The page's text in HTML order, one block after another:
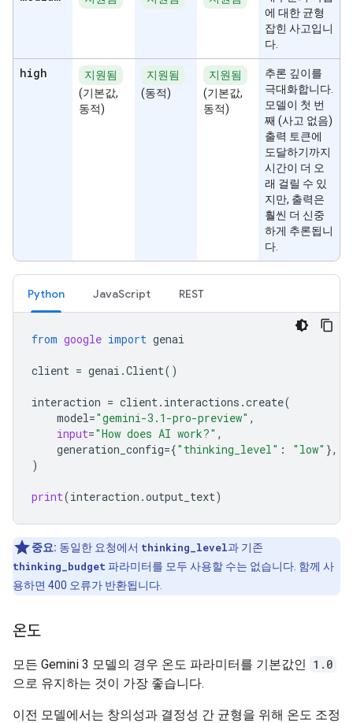
에 대한 균형
잡힌 사고입니
다.
high 지원됨
(기본값,
동적)
지원됨
(동적)
지원됨
(기본값,
동적)
추론 깊이를
극대화합니다.
모델이 첫 번
째 (사고 없음)
출력 토큰에
도달하기까지
시간이 더 오
래 걸릴 수 있
지만, 출력은
훨씬 더 신중
하게 추론됩니
다.
Python JavaScript REST
from google import genai
client = genai .Client()
interaction = client. interactions .create(
model="gemini-3.1-pro-preview" ,
input="How does AI work?" ,
generation_config={"thinking_level" : "low" },
)
print(interaction .output_text)
중요: 동일한 요청에서 thinking_level과 기존
thinking_budget 파라미터를 모두 사용할 수는 없습니다. 함께 사
용하면 400 오류가 반환됩니다.
온도
모든 Gemini 3 모델의 경우 온도 파라미터를 기본값인 1.0
으로 유지하는 것이 가장 좋습니다.
이전 모델에서는 창의성과 결정성 간 균형을 위해 온도 조정